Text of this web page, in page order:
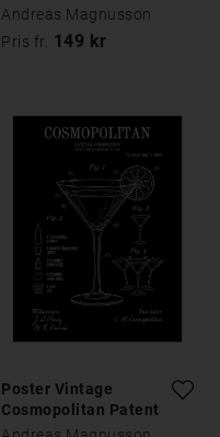
Andreas Magnusson
Pris fr. 149 kr
Poster Vintage
Cosmopolitan Patent